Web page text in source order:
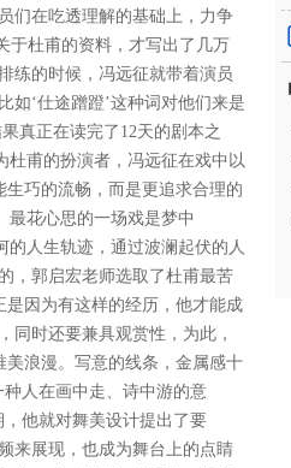
们在吃透理解的基础上，力争
杜甫的资料，才写出了几万
练的时候，冯远征就带着演员
如‘仕途蹭蹬’这种词对他们来是
真正在读完了12天的剧本之
甫的扮演者，冯远征在戏中以
巧的流畅，而是更追求合理的
花心思的一场戏是梦中
人生轨迹，通过波澜起伏的人
，郭启宏老师选取了杜甫最苦
因为有这样的经历，他才能成
时还要兼具观赏性，为此，
美浪漫。写意的线条，金属感十
人在画中走、诗中游的意
他就对舞美设计提出了要
来展现，也成为舞台上的点睛